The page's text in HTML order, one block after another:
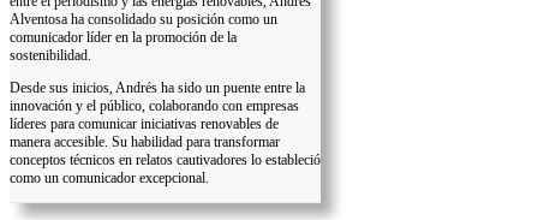
Alventosa ha consolidado su posición como un
comunicador líder en la promoción de la
sostenibilidad.
Desde sus inicios, Andrés ha sido un puente entre la
innovación y el público, colaborando con empresas
líderes para comunicar iniciativas renovables de
manera accesible. Su habilidad para transformar
conceptos técnicos en relatos cautivadores lo estableció
como un comunicador excepcional.